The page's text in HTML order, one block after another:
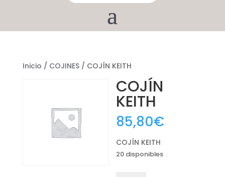
Inicio / COJINES/ COJÍN KEITH
COJÍN
KEITH
85,80€
COJÍN KEITH
20 disponibles